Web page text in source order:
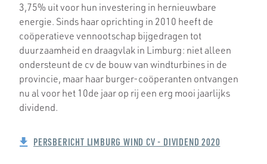
3,75% uit voor hun investering in hernieuwbare
energie. Sinds haar oprichting in 2010 heeft de
coöperatieve vennootschap bijgedragen tot
duurzaamheid en draagvlak in Limburg: niet alleen
ondersteunt de cv de bouw van windturbines in de
provincie, maar haar burger-coöperanten ontvangen
nu al voor het 10de jaar op rij een erg mooi jaarlijks
dividend.
PERSBERICHT LIMBURG WIND CV - DIVIDEND 2020